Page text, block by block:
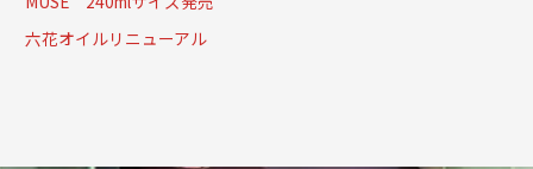
六花オイルリニューアル